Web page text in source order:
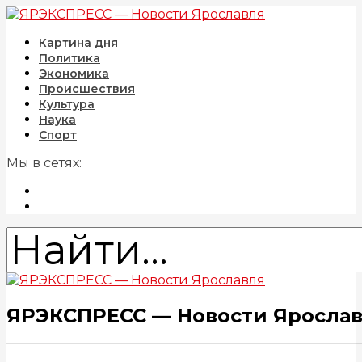
Картина дня
Политика
Экономика
Происшествия
Культура
Наука
Спорт
Мы в сетях:
ЯРЭКСПРЕСС — Новости